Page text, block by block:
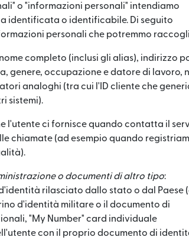
o "informazioni personali" intendiamo
identificata o identificabile. Di seguito
personali che potremmo
completo (inclusi gli alias), indirizzo
genere, occupazione e datore di lavoro,
analoghi (tra cui l'ID cliente che
sistemi).
l'utente ci fornisce quando contatta il
chiamate (ad esempio quando
o documenti di altro tipo:
rilasciato dallo stato o dal Paese
d'identità militare o il documento di
"My Number" card individuale
con il proprio documento di